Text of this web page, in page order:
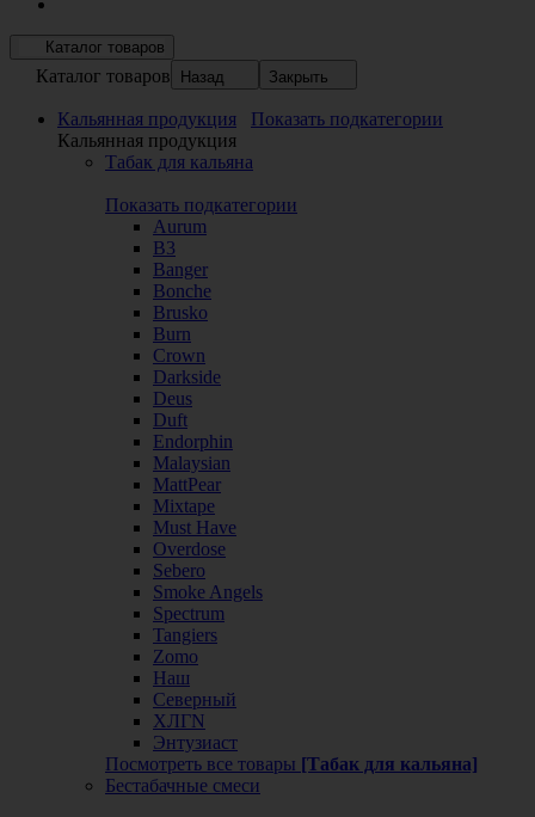
Каталог товаров
Каталог товаров Назад Закрыть
Кальянная продукция
Показать подкатегории
Кальянная продукция
Табак для кальяна
Показать подкатегории
Aurum
B3
Banger
Bonche
Brusko
Burn
Crown
Darkside
Deus
Duft
Endorphin
Malaysian
MattPear
Mixtape
Must Have
Overdose
Sebero
Smoke Angels
Spectrum
Tangiers
Zomo
Наш
Северный
ХЛГN
Энтузиаст
Посмотреть все товары [Табак для кальяна]
Бестабачные смеси